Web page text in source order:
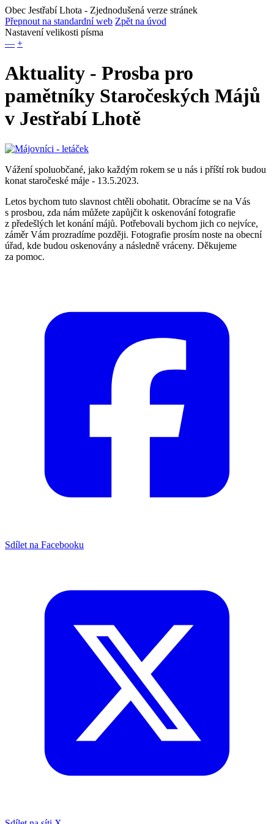
Obec Jestřabí Lhota - Zjednodušená verze stránek
Přepnout na standardní web Zpět na úvod
Nastavení velikosti písma
— +
Aktuality - Prosba pro
pamětníky Staročeských Májů
v Jestřabí Lhotě
Vážení spoluobčané, jako každým rokem se u nás i příští rok budou
konat staročeské máje - 13.5.2023.
Letos bychom tuto slavnost chtěli obohatit. Obracíme se na Vás
s prosbou, zda nám můžete zapůjčit k oskenování fotografie
z předešlých let konání májů. Potřebovali bychom jich co nejvíce,
záměr Vám prozradíme později. Fotografie prosím noste na obecní
úřad, kde budou oskenovány a následně vráceny. Děkujeme
za pomoc.
Sdílet na Facebooku